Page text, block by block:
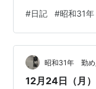
が、痛くて泣くの
つゞきでは いく
スキマだらけ の
注意してやらねば
し、政美の健康を
#日記 #昭和31年
昭和31年 勤め
12月24日（月）